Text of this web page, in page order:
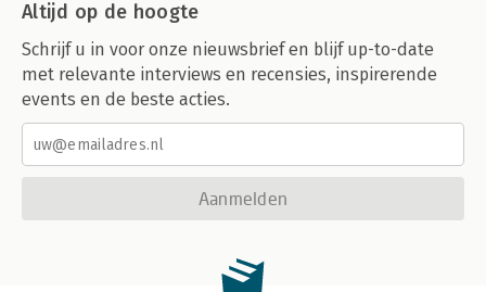
Altijd op de hoogte
Schrijf u in voor onze nieuwsbrief en blijf up-to-date
met relevante interviews en recensies, inspirerende
events en de beste acties.
Aanmelden